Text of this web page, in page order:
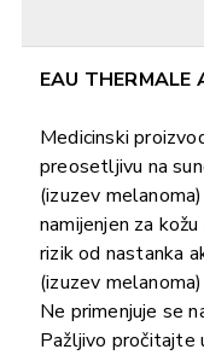
EAU THERMALE
Medicinski
preosetljivu na
(izuzev
namijenjen za
rizik od nastanka
(izuzev
Ne primenjuje se
Pažljivo pročitajte